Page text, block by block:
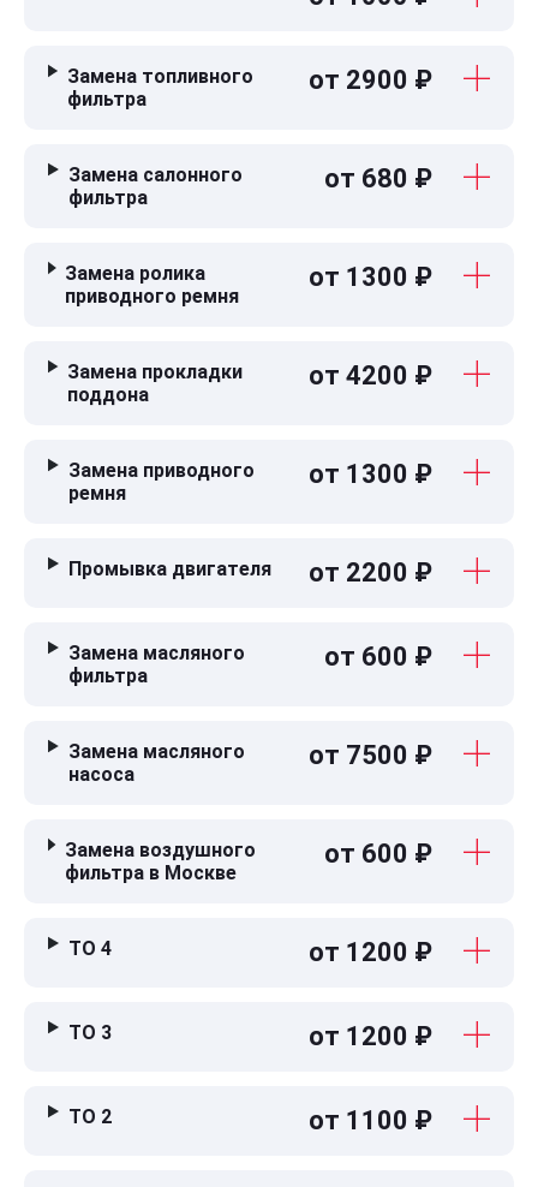
Замена топливного
фильтра
от 2900 ₽
Замена салонного
фильтра
от 680 ₽
Замена ролика
приводного ремня
от 1300 ₽
Замена прокладки
поддона
от 4200 ₽
Замена приводного
ремня
от 1300 ₽
Промывка двигателя от 2200 ₽
Замена масляного
фильтра
от 600 ₽
Замена масляного
насоса
от 7500 ₽
Замена воздушного
фильтра в Москве
от 600 ₽
ТО 4 от 1200 ₽
ТО 3 от 1200 ₽
ТО 2 от 1100 ₽